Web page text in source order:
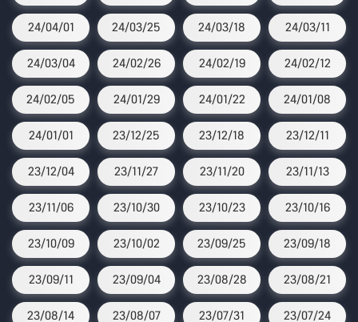
24/04/01 24/03/25 24/03/18 24/03/11
24/03/04 24/02/26 24/02/19 24/02/12
24/02/05 24/01/29 24/01/22 24/01/08
24/01/01 23/12/25 23/12/18 23/12/11
23/12/04 23/11/27 23/11/20 23/11/13
23/11/06 23/10/30 23/10/23 23/10/16
23/10/09 23/10/02 23/09/25 23/09/18
23/09/11 23/09/04 23/08/28 23/08/21
23/08/14 23/08/07 23/07/31 23/07/24